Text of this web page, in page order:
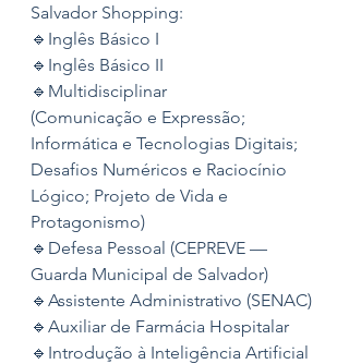
Salvador Shopping:
🔹Inglês Básico I
🔹Inglês Básico II
🔹Multidisciplinar
(Comunicação e Expressão;
Informática e Tecnologias Digitais;
Desafios Numéricos e Raciocínio
Lógico; Projeto de Vida e
Protagonismo)
🔹Defesa Pessoal (CEPREVE —
Guarda Municipal de Salvador)
🔹Assistente Administrativo (SENAC)
🔹Auxiliar de Farmácia Hospitalar
🔹Introdução à Inteligência Artificial